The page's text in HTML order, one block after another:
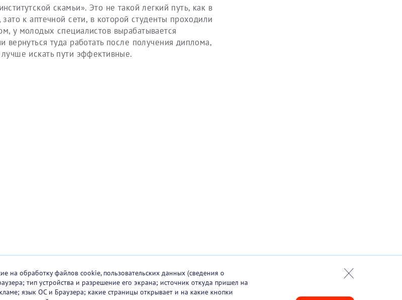
скамьи». Это не такой легкий путь, как в
к аптечной сети, в которой студенты проходили
у молодых специалистов вырабатывается
вернуться туда работать после получения диплома,
искать пути эффективные.
на обработку файлов cookie, пользовательских данных (сведения о
тип устройства и разрешение его экрана; источник откуда пришел на
язык ОС и Браузера; какие страницы открывает и на какие кнопки